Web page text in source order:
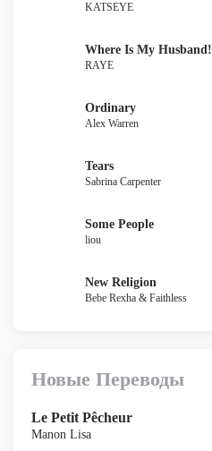
KATSEYE
Where Is My Husband!
RAYE
Ordinary
Alex Warren
Tears
Sabrina Carpenter
Some People
liou
New Religion
Bebe Rexha & Faithless
Новые Переводы
Le Petit Pêcheur
Manon Lisa